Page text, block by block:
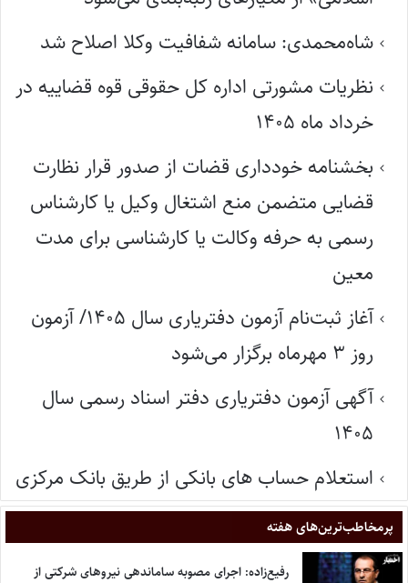
شاه‌محمدی: سامانه شفافیت وکلا اصلاح شد
نظریات مشورتی اداره کل حقوقی قوه قضاییه در
خرداد ماه ۱۴۰۵
بخشنامه خودداری قضات از صدور قرار نظارت
قضایی متضمن منع اشتغال وکیل یا کارشناس
رسمی به حرفه وکالت یا کارشناسی برای مدت
معین
آغاز ثبت‌نام آزمون دفتریاری سال ۱۴۰۵/ آزمون
روز ۳ مهرماه برگزار می‌شود
آگهی آزمون دفتریاری دفتر اسناد رسمی سال
۱۴۰۵
استعلام حساب های بانکی از طریق بانک مرکزی
پر‌مخاطب‌ترین‌های هفته
رفیع‌زاده: اجرای مصوبه ساماندهی نیروهای شرکتی از